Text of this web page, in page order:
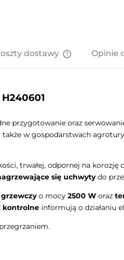
dostawy Opinie
przygotowanie oraz
w gospodarstwach
trwałej, odpornej na
się uchwytydo
o mocy 2500 W oraz
kontrolne informują o działaniu